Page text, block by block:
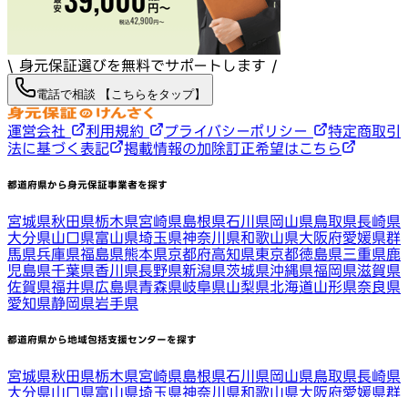
\ 身元保証選びを無料でサポートします /
電話で相談 【こちらをタップ】
運営会社 利用規約 プライバシーポリシー
特定商取引
法に基づく表記
掲載情報の加除訂正希望はこちら
都道府県から身元保証事業者を探す
宮城県秋田県栃木県宮崎県島根県石川県岡山県鳥取県長崎県
大分県山口県富山県埼玉県神奈川県和歌山県大阪府愛媛県群
馬県兵庫県福島県熊本県京都府高知県東京都徳島県三重県鹿
児島県千葉県香川県長野県新潟県茨城県沖縄県福岡県滋賀県
佐賀県福井県広島県青森県岐阜県山梨県北海道山形県奈良県
愛知県静岡県岩手県
都道府県から地域包括支援センターを探す
宮城県秋田県栃木県宮崎県島根県石川県岡山県鳥取県長崎県
大分県山口県富山県埼玉県神奈川県和歌山県大阪府愛媛県群